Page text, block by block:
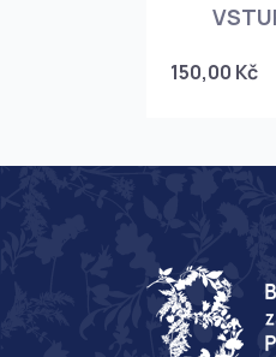
150,00 Kč